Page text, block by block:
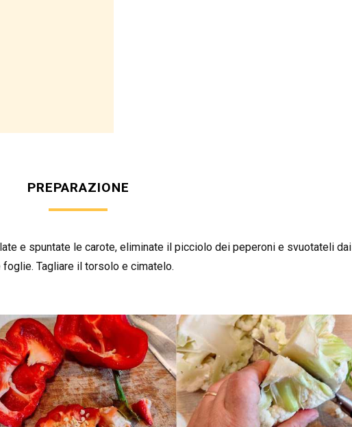
PREPARAZIONE
e spuntate le carote, eliminate il picciolo dei peperoni e svuotateli dai
Tagliare il torsolo e cimatelo.